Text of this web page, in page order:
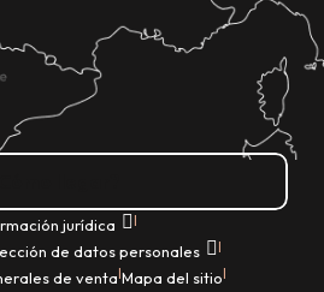
jurídica |
de datos personales |
de venta|Mapa del sitio|